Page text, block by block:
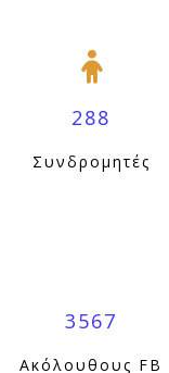
288
Συνδρομητές
3567
Ακόλουθους FB